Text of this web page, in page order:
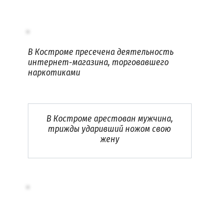
В Костроме пресечена деятельность
интернет-магазина, торговавшего
наркотиками
В Костроме арестован мужчина,
трижды ударивший ножом свою
жену